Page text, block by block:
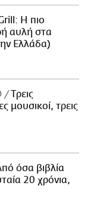
Η πιο
αυλή στα
Ελλάδα)
Tρεις
μουσικοί, τρεις
όσα βιβλία
20 χρόνια,